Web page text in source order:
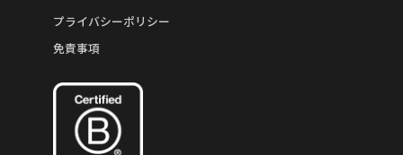
プライバシーポリシー
免責事項